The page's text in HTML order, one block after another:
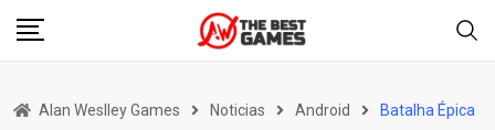
Skip
Alan Weslley Games Noticias Android
Batalha Épica